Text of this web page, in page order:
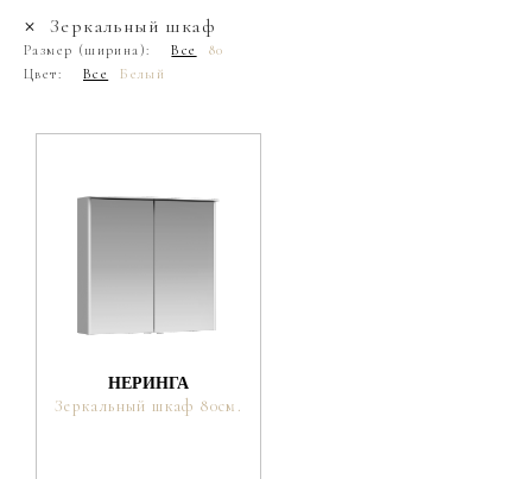
Зеркальный шкаф
Размер (ширина): Все
80
Цвет:
Все Белый
НЕРИНГА
Зеркальный шкаф 80см.